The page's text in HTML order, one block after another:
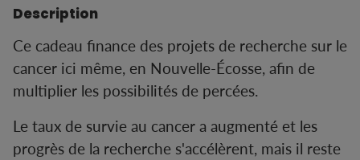
Description
Ce cadeau finance des projets de recherche sur le
cancer ici même, en Nouvelle-Écosse, afin de
multiplier les possibilités de percées.
Le taux de survie au cancer a augmenté et les
progrès de la recherche s'accélèrent, mais il reste